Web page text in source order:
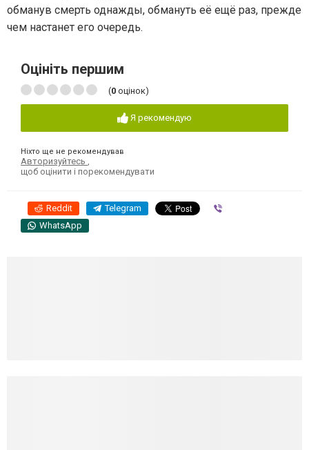
обманув смерть однажды, обмануть её ещё раз, прежде
чем настанет его очередь.
Оцініть першим
(0 оцінок)
Я рекомендую
Ніхто ще не рекомендував
Авторизуйтесь ,
щоб оцінити і порекомендувати
Reddit Telegram
WhatsApp